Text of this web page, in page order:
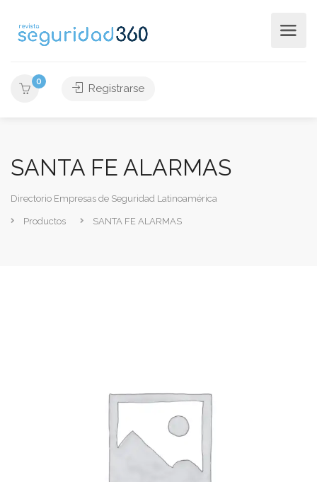
0
Registrarse
SANTA FE ALARMAS
Directorio Empresas de Seguridad Latinoamérica
Productos SANTA FE ALARMAS